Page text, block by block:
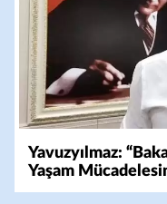
Yavuzyılmaz:
Yaşam